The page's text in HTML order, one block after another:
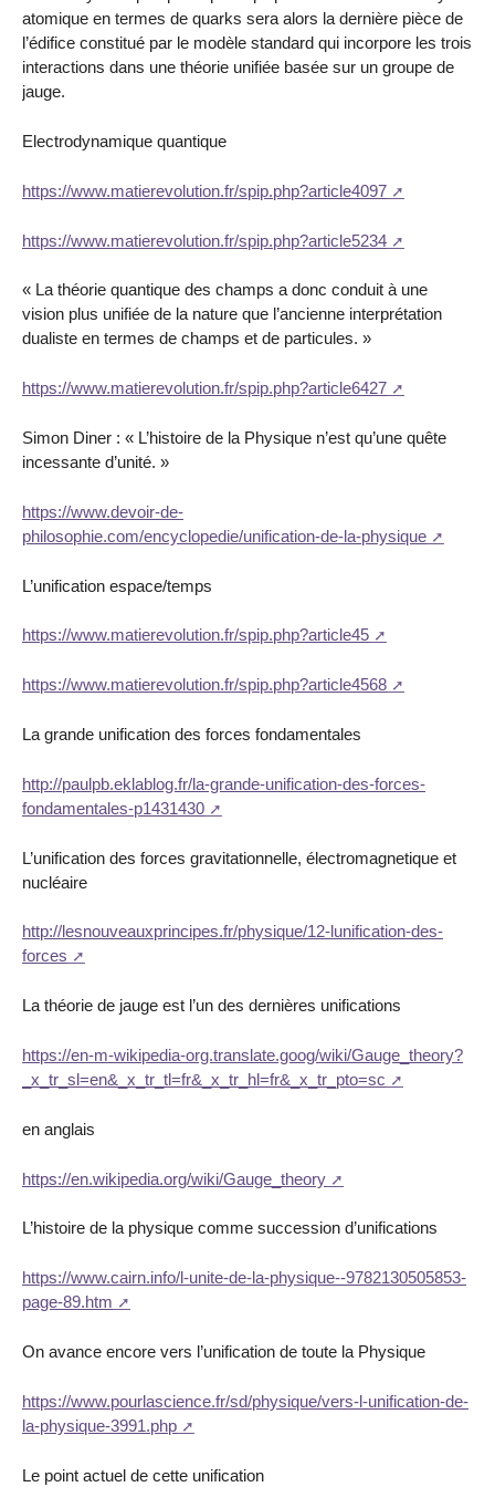
atomique en termes de quarks sera alors la dernière pièce de
l’édifice constitué par le modèle standard qui incorpore les trois
interactions dans une théorie unifiée basée sur un groupe de
jauge.
Electrodynamique quantique
https://www.matierevolution.fr/spip.php?article4097
https://www.matierevolution.fr/spip.php?article5234
« La théorie quantique des champs a donc conduit à une
vision plus unifiée de la nature que l’ancienne interprétation
dualiste en termes de champs et de particules. »
https://www.matierevolution.fr/spip.php?article6427
Simon Diner : « L’histoire de la Physique n’est qu’une quête
incessante d’unité. »
https://www.devoir-de-
philosophie.com/encyclopedie/unification-de-la-physique
L’unification espace/temps
https://www.matierevolution.fr/spip.php?article45
https://www.matierevolution.fr/spip.php?article4568
La grande unification des forces fondamentales
http://paulpb.eklablog.fr/la-grande-unification-des-forces-
fondamentales-p1431430
L’unification des forces gravitationnelle, électromagnetique et
nucléaire
http://lesnouveauxprincipes.fr/physique/12-lunification-des-
forces
La théorie de jauge est l’un des dernières unifications
https://en-m-wikipedia-org.translate.goog/wiki/Gauge_theory?
_x_tr_sl=en&_x_tr_tl=fr&_x_tr_hl=fr&_x_tr_pto=sc
en anglais
https://en.wikipedia.org/wiki/Gauge_theory
L’histoire de la physique comme succession d’unifications
https://www.cairn.info/l-unite-de-la-physique--9782130505853-
page-89.htm
On avance encore vers l’unification de toute la Physique
https://www.pourlascience.fr/sd/physique/vers-l-unification-de-
la-physique-3991.php
Le point actuel de cette unification